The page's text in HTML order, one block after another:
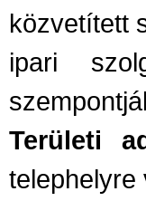
közvetített
ipari
Területi
telephelyre